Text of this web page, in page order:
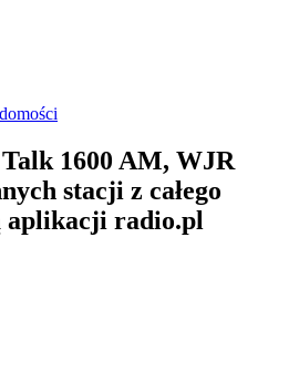
1600 AM, WJR
stacji z całego
aplikacji radio.pl